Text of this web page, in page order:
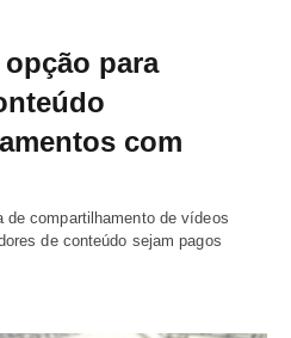
para
com
de compartilhamento de vídeos
de conteúdo sejam pagos